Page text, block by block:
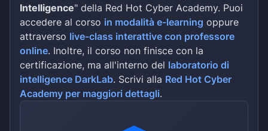
Intelligence" della Red Hot Cyber Academy. Puoi
accedere al corso in modalità e-learning oppure
attraverso live-class interattive con professore
online. Inoltre, il corso non finisce con la
certificazione, ma all'interno del laboratorio di
intelligence DarkLab. Scrivi alla Red Hot Cyber
Academy per maggiori dettagli.